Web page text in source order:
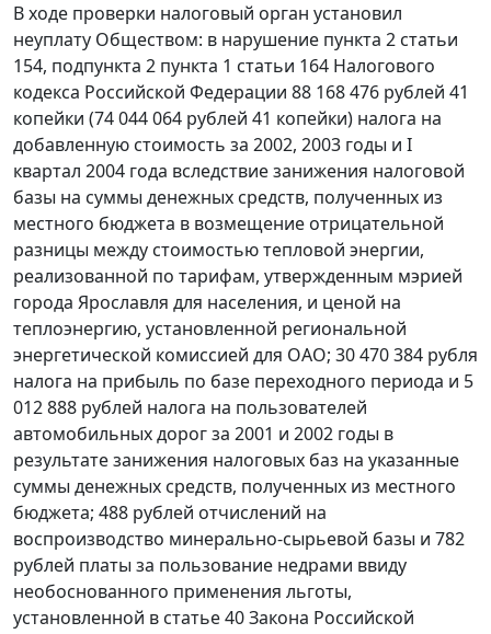
В ходе проверки налоговый орган установил
неуплату Обществом: в нарушение пункта 2 статьи
154, подпункта 2 пункта 1 статьи 164 Налогового
кодекса Российской Федерации 88 168 476 рублей 41
копейки (74 044 064 рублей 41 копейки) налога на
добавленную стоимость за 2002, 2003 годы и I
квартал 2004 года вследствие занижения налоговой
базы на суммы денежных средств, полученных из
местного бюджета в возмещение отрицательной
разницы между стоимостью тепловой энергии,
реализованной по тарифам, утвержденным мэрией
города Ярославля для населения, и ценой на
теплоэнергию, установленной региональной
энергетической комиссией для ОАО; 30 470 384 рубля
налога на прибыль по базе переходного периода и 5
012 888 рублей налога на пользователей
автомобильных дорог за 2001 и 2002 годы в
результате занижения налоговых баз на указанные
суммы денежных средств, полученных из местного
бюджета; 488 рублей отчислений на
воспроизводство минерально-сырьевой базы и 782
рублей платы за пользование недрами ввиду
необоснованного применения льготы,
установленной в статье 40Закона Российской